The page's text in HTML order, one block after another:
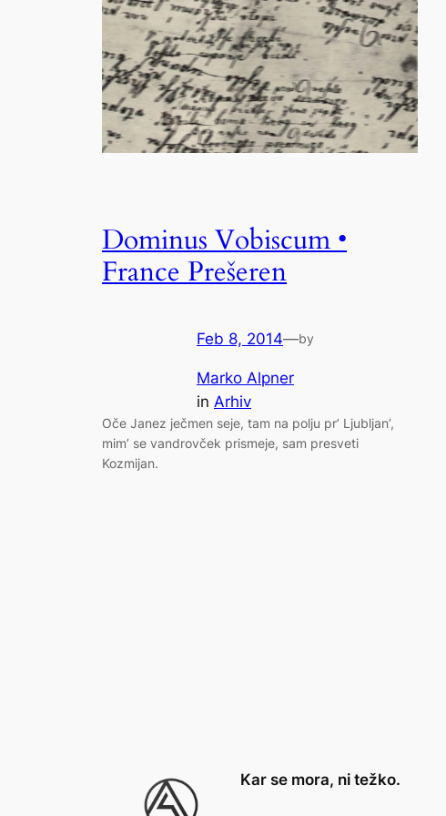
Dominus Vobiscum •
France Prešeren
Feb 8, 2014—by
Marko Alpner
in Arhiv
Oče Janez ječmen seje, tam na polju pr’ Ljubljan’,
mim’ se vandrovček prismeje, sam presveti
Kozmijan.
Kar se mora, ni težko.